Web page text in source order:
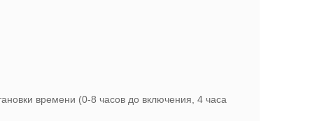
времени (0-8 часов до включения, 4 часа